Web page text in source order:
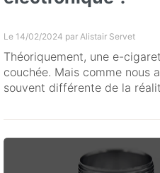
Le 14/02/2024 par Alistair Servet
Théoriquement, une e-
couchée. Mais comme nous
souvent différente de la